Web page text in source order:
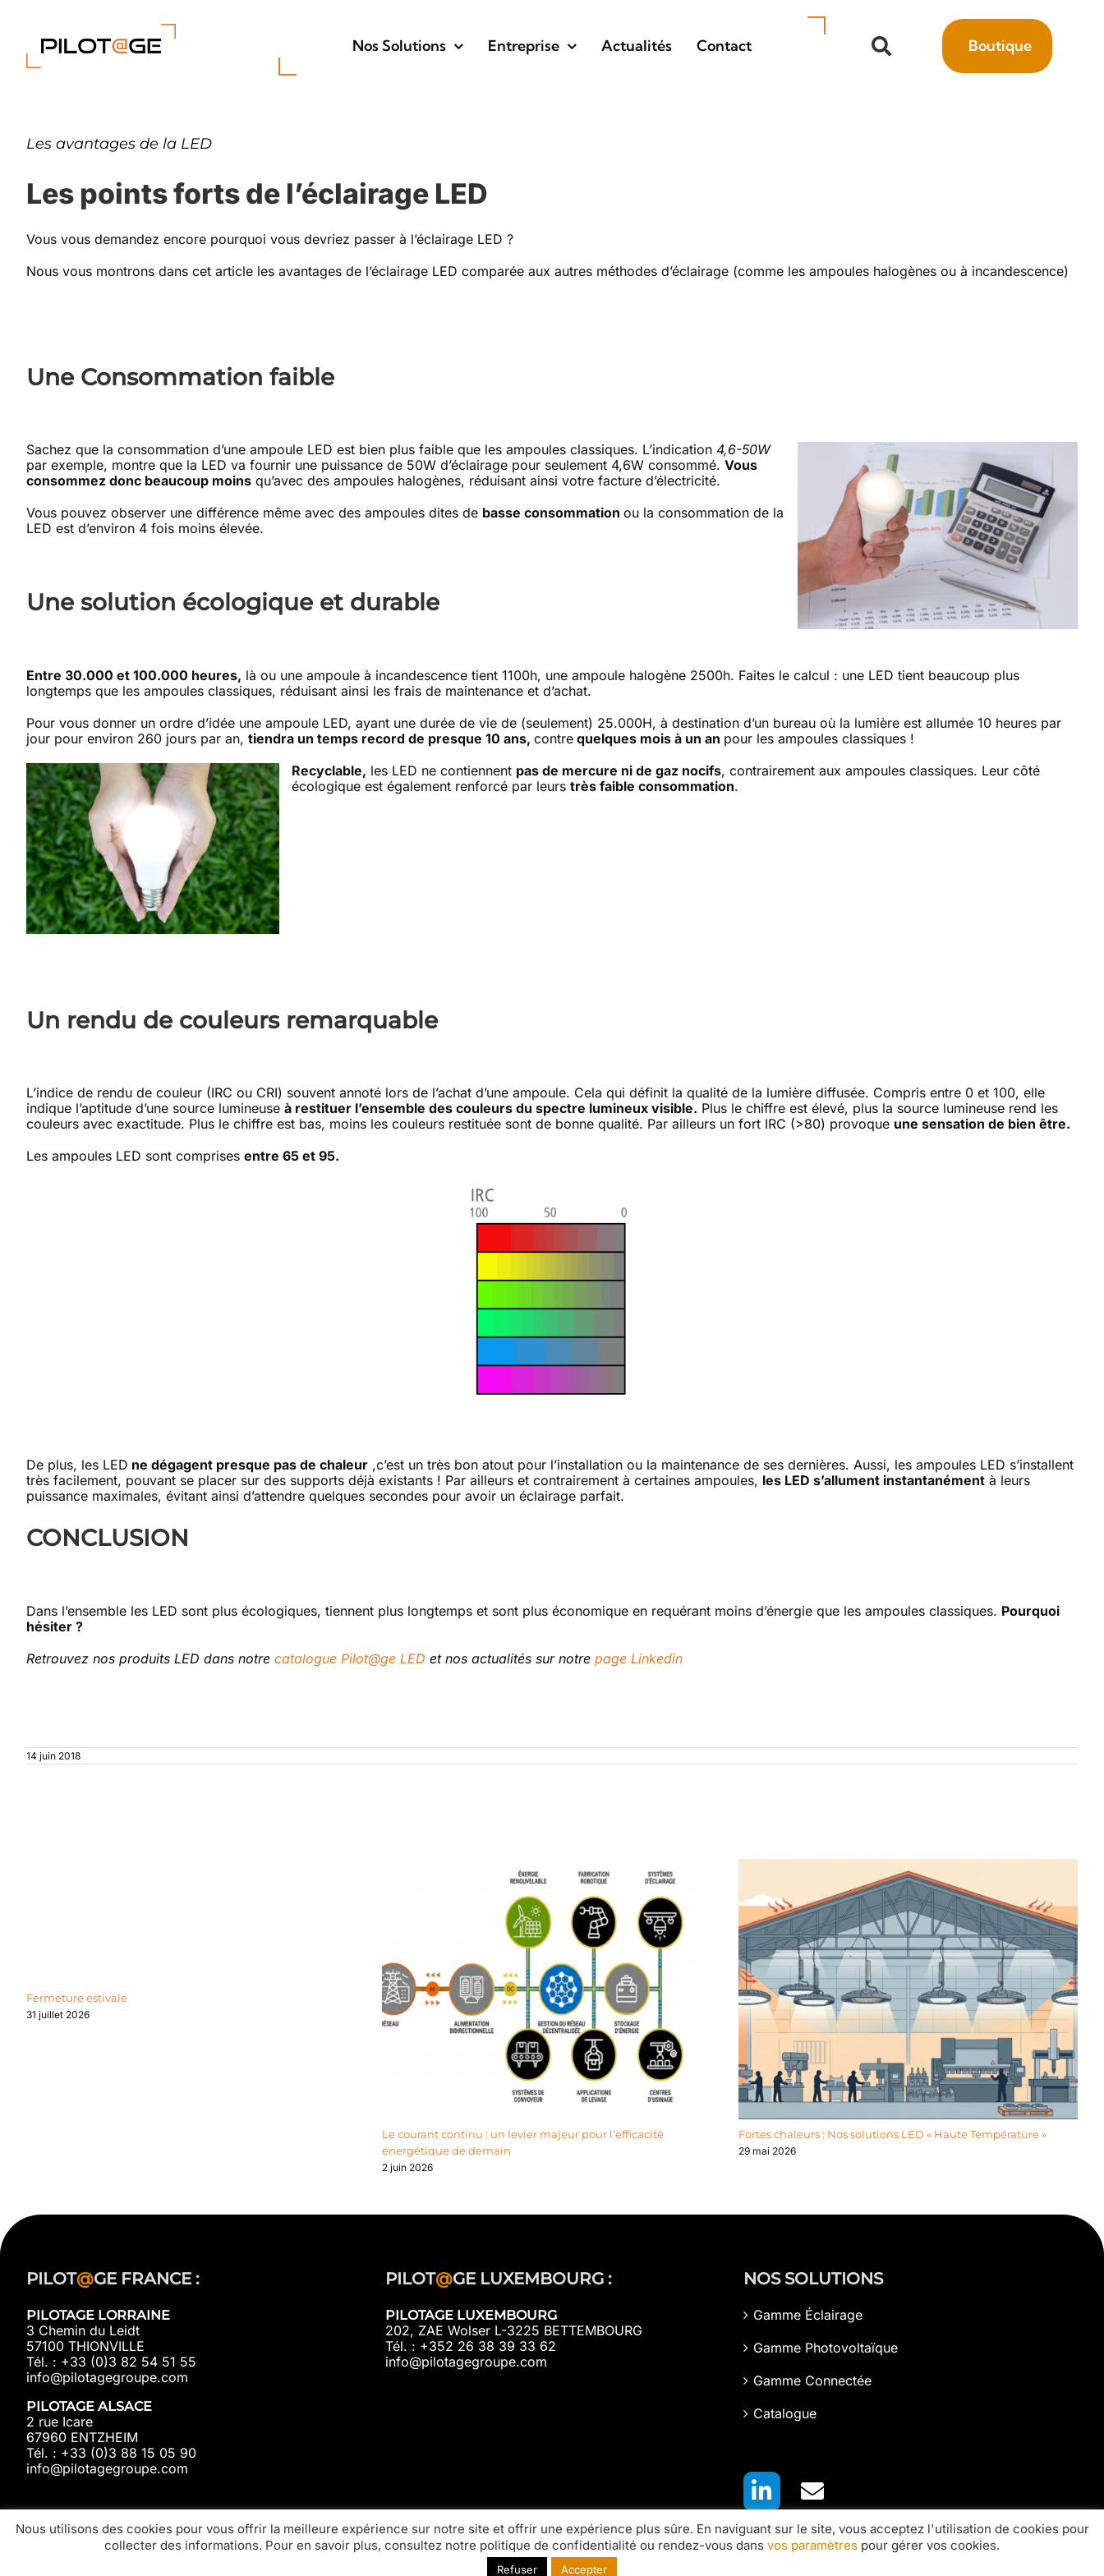
contenu
Nos Solutions Entreprise Actualités Contact Boutique
Les avantages de la LED
Les points forts de l’éclairage LED
Vous vous demandez encore pourquoi vous devriez passer à l’éclairage LED ?
Nous vous montrons dans cet article les avantages de l’éclairage LED comparée aux autres méthodes d’éclairage (comme les ampoules halogènes ou à incandescence)
Une Consommation faible
Sachez que la consommation d’une ampoule LED est bien plus faible que les ampoules classiques. L’indication 4,6-50W
par exemple, montre que la LED va fournir une puissance de 50W d’éclairage pour seulement 4,6W consommé. Vous
consommez donc beaucoup moins qu’avec des ampoules halogènes, réduisant ainsi votre facture d’électricité.
Vous pouvez observer une différence même avec des ampoules dites de basse consommation ou la consommation de la
LED est d’environ 4 fois moins élevée.
Une solution écologique et durable
Entre 30.000 et 100.000 heures, là ou une ampoule à incandescence tient 1100h, une ampoule halogène 2500h. Faites le calcul : une LED tient beaucoup plus
longtemps que les ampoules classiques, réduisant ainsi les frais de maintenance et d’achat.
Pour vous donner un ordre d’idée une ampoule LED, ayant une durée de vie de (seulement) 25.000H, à destination d’un bureau où la lumière est allumée 10 heures par
jour pour environ 260 jours par an, tiendra un temps record de presque 10 ans, contre quelques mois à un an pour les ampoules classiques !
Recyclable, les LED ne contiennent pas de mercure ni de gaz nocifs, contrairement aux ampoules classiques. Leur côté
écologique est également renforcé par leurs très faible consommation.
Un rendu de couleurs remarquable
L’indice de rendu de couleur (IRC ou CRI) souvent annoté lors de l’achat d’une ampoule. Cela qui définit la qualité de la lumière diffusée. Compris entre 0 et 100, elle
indique l’aptitude d’une source lumineuse à restituer l’ensemble des couleurs du spectre lumineux visible. Plus le chiffre est élevé, plus la source lumineuse rend les
couleurs avec exactitude. Plus le chiffre est bas, moins les couleurs restituée sont de bonne qualité. Par ailleurs un fort IRC (>80) provoque une sensation de bien être.
Les ampoules LED sont comprises entre 65 et 95.
De plus, les LED ne dégagent presque pas de chaleur ,c’est un très bon atout pour l’installation ou la maintenance de ses dernières. Aussi, les ampoules LED s’installent
très facilement, pouvant se placer sur des supports déjà existants ! Par ailleurs et contrairement à certaines ampoules, les LED s’allument instantanément à leurs
puissance maximales, évitant ainsi d’attendre quelques secondes pour avoir un éclairage parfait.
CONCLUSION
Dans l’ensemble les LED sont plus écologiques, tiennent plus longtemps et sont plus économique en requérant moins d’énergie que les ampoules classiques. Pourquoi
hésiter ?
Retrouvez nos produits LED dans notre catalogue Pilot@ge LED et nos actualités sur notre page Linkedin
14 juin 2018
Fermeture estivale
31 juillet 2026
Le courant continu : un levier majeur pour l’efficacité
énergétique de demain
2 juin 2026
Fortes chaleurs : Nos solutions LED « Haute Température »
29 mai 2026
PILOT@GE FRANCE :
PILOTAGE LORRAINE
3 Chemin du Leidt
57100 THIONVILLE
Tél. : +33 (0)3 82 54 51 55
info@pilotagegroupe.com
PILOTAGE ALSACE
2 rue Icare
67960 ENTZHEIM
Tél. : +33 (0)3 88 15 05 90
info@pilotagegroupe.com
PILOT@GE LUXEMBOURG :
PILOTAGE LUXEMBOURG
202, ZAE Wolser L-3225 BETTEMBOURG
Tél. : +352 26 38 39 33 62
info@pilotagegroupe.com
NOS SOLUTIONS
Gamme Éclairage
Gamme Photovoltaïque
Gamme Connectée
Catalogue
Nous utilisons des cookies pour vous offrir la meilleure expérience sur notre site et offrir une expérience plus sûre. En naviguant sur le site, vous acceptez l'utilisation de cookies pour
collecter des informations. Pour en savoir plus, consultez notre politique de confidentialité ou rendez-vous dans vos paramètres pour gérer vos cookies.
Refuser Accepter